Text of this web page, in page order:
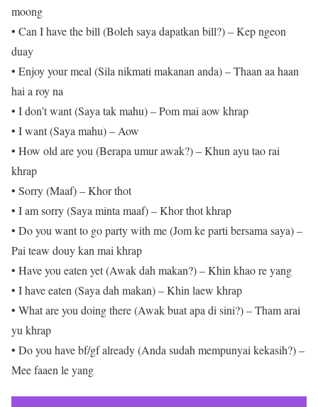
moong
• Can I have the bill (Boleh saya dapatkan bill?) – Kep ngeon
duay
• Enjoy your meal (Sila nikmati makanan anda) – Thaan aa haan
hai a roy na
• I don’t want (Saya tak mahu) – Pom mai aow khrap
• I want (Saya mahu) – Aow
• How old are you (Berapa umur awak?) – Khun ayu tao rai
khrap
• Sorry (Maaf) – Khor thot
• I am sorry (Saya minta maaf) – Khor thot khrap
• Do you want to go party with me (Jom ke parti bersama saya) –
Pai teaw douy kan mai khrap
• Have you eaten yet (Awak dah makan?) – Khin khao re yang
• I have eaten (Saya dah makan) – Khin laew khrap
• What are you doing there (Awak buat apa di sini?) – Tham arai
yu khrap
• Do you have bf/gf already (Anda sudah mempunyai kekasih?) –
Mee faaen le yang